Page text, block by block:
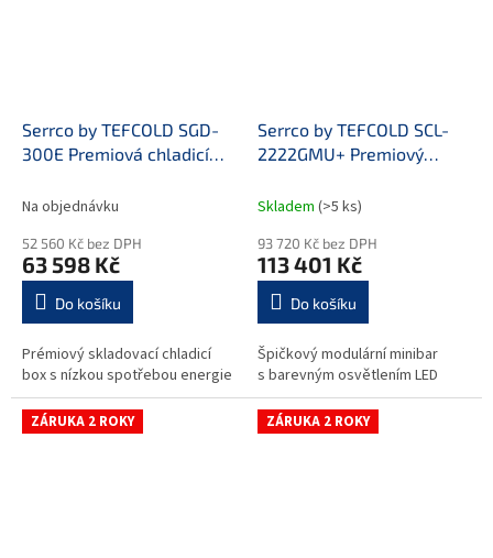
Serrco by TEFCOLD SGD-
300E Premiová chladicí
Na objednávku
52 560 Kč bez DPH
63 598 Kč
Do košíku
Prémiový skladovací chladicí
box s nízkou spotřebou energie
Serrco by TEFCOLD SCL-
2222GMU+ Premiový
Skladem (>5 ks)
93 720 Kč bez DPH
113 401 Kč
Do košíku
Špičkový modulární minibar
s barevným osvětlením LED
ZÁRUKA 2 ROKY ZÁRUKA 2 ROKY